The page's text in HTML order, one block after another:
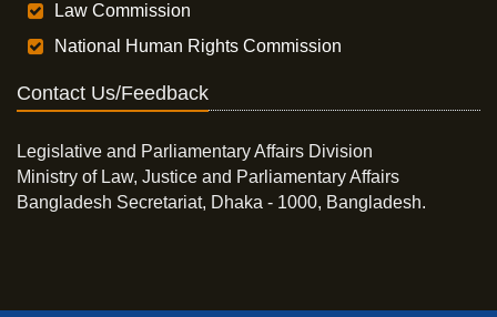
Law Commission
National Human Rights Commission
Contact Us/Feedback
Legislative and Parliamentary Affairs Division
Ministry of Law, Justice and Parliamentary Affairs
Bangladesh Secretariat, Dhaka - 1000, Bangladesh.